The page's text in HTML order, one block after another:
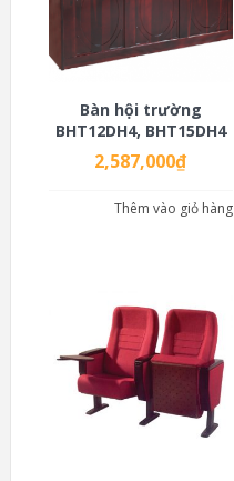
Bàn hội trường
BHT12DH4, BHT15DH4
2,587,000₫
Thêm vào giỏ hàng